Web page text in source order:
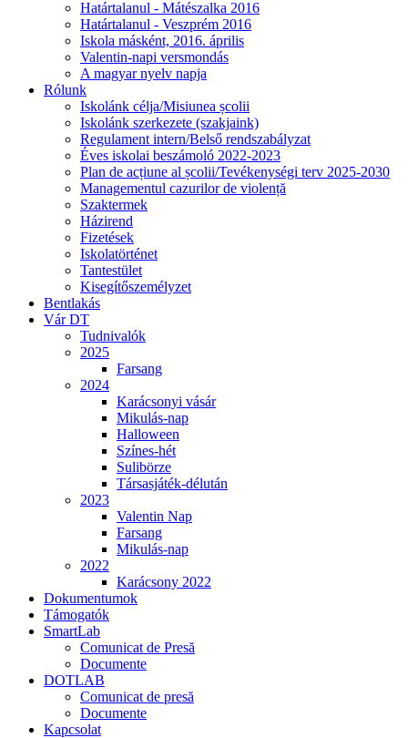
Határtalanul - Mátészalka 2016
Határtalanul - Veszprém 2016
Iskola másként, 2016. április
Valentin-napi versmondás
A magyar nyelv napja
Rólunk
Iskolánk célja/Misiunea școlii
Iskolánk szerkezete (szakjaink)
Regulament intern/Belső rendszabályzat
Éves iskolai beszámoló 2022-2023
Plan de acțiune al școlii/Tevékenységi terv 2025-2030
Managementul cazurilor de violență
Szaktermek
Házirend
Fizetések
Iskolatörténet
Tantestület
Kisegítőszemélyzet
Bentlakás
Vár DT
Tudnivalók
2025
Farsang
2024
Karácsonyi vásár
Mikulás-nap
Halloween
Színes-hét
Sulibörze
Társasjáték-délután
2023
Valentin Nap
Farsang
Mikulás-nap
2022
Karácsony 2022
Dokumentumok
Támogatók
SmartLab
Comunicat de Presă
Documente
DOTLAB
Comunicat de presă
Documente
Kapcsolat